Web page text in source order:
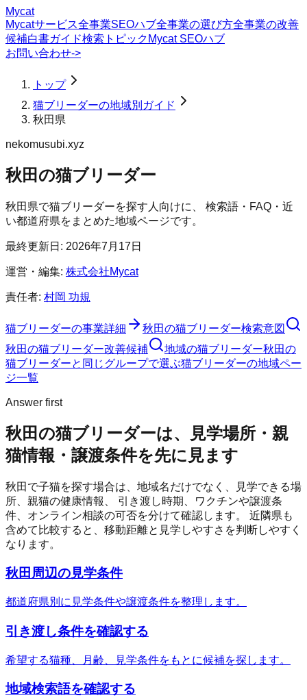
Mycat
Mycatサービス全事業SEOハブ全事業の選び方全事業の改善
候補白書ガイド検索トピック Mycat SEOハブ
お問い合わせ->
トップ
猫ブリーダーの地域別ガイド
秋田県
nekomusubi.xyz
秋田の猫ブリーダー
秋田県で猫ブリーダーを探す人向けに、 検索語・FAQ・近
い都道府県をまとめた地域ページです。
最終更新日: 2026年7月17日
運営・編集: 株式会社Mycat
責任者: 村岡 功規
猫ブリーダーの事業詳細
秋田の猫ブリーダー検索意図
秋田の猫ブリーダー改善候補
地域の猫ブリーダー秋田の
猫ブリーダーと同じグループで選ぶ猫ブリーダーの地域ペー
ジ一覧
Answer first
秋田の猫ブリーダーは、見学場所・親
猫情報・譲渡条件を先に見ます
秋田 で子猫を探す場合は、地域名だけでなく、見学できる場
所、親猫の健康情報、 引き渡し時期、ワクチンや譲渡条
件、オンライン相談の可否を分けて確認します。 近隣県も
含めて比較すると、移動距離と見学しやすさを判断しやすく
なります。
秋田周辺の見学条件
都道府県別に見学条件や譲渡条件を整理します。
引き渡し条件を確認する
希望する猫種、月齢、見学条件をもとに候補を探します。
地域検索語を確認する